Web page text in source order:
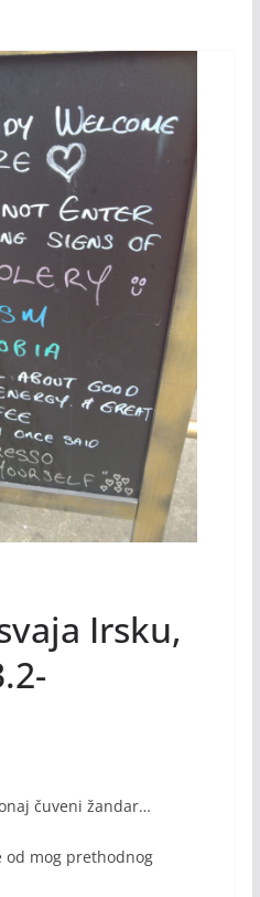
Irsku,
čuveni žandar…
od mog prethodnog